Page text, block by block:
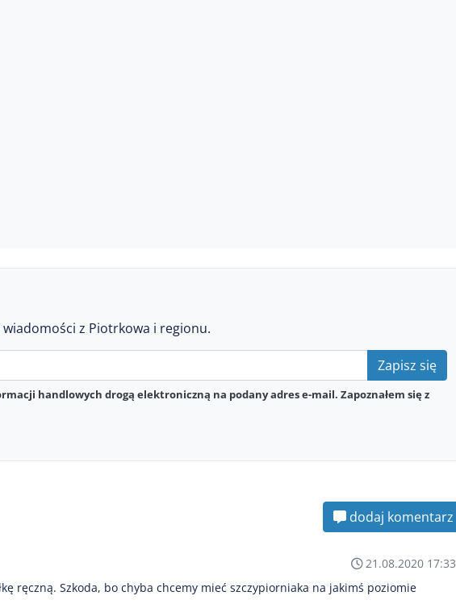
z Piotrkowa i regionu.
Zapisz się
handlowych drogą elektroniczną na podany adres e-mail. Zapoznałem się z
dodaj komentarz
21.08.2020 17:33
ręczną. Szkoda, bo chyba chcemy mieć szczypiorniaka na jakimś poziomie